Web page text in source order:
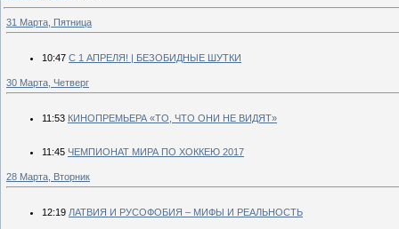
31 Марта, Пятница
10:47 С 1 АПРЕЛЯ! | БЕЗОБИДНЫЕ ШУТКИ
30 Марта, Четверг
11:53 КИНОПРЕМЬЕРА «ТО, ЧТО ОНИ НЕ ВИДЯТ»
11:45 ЧЕМПИОНАТ МИРА ПО ХОККЕЮ 2017
28 Марта, Вторник
12:19 ЛАТВИЯ И РУСОФОБИЯ – МИФЫ И РЕАЛЬНОСТЬ